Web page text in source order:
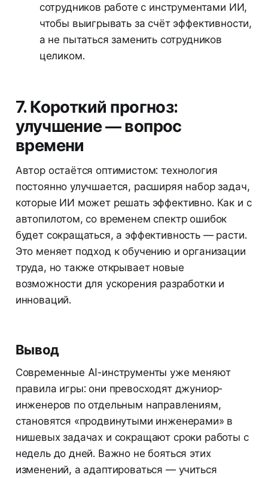
сотрудников работе с инструментами ИИ,
чтобы выигрывать за счёт эффективности,
а не пытаться заменить сотрудников
целиком.
7. Короткий прогноз:
улучшение — вопрос
времени
Автор остаётся оптимистом: технология
постоянно улучшается, расширяя набор задач,
которые ИИ может решать эффективно. Как и с
автопилотом, со временем спектр ошибок
будет сокращаться, а эффективность — расти.
Это меняет подход к обучению и организации
труда, но также открывает новые
возможности для ускорения разработки и
инноваций.
Вывод
Современные AI-инструменты уже меняют
правила игры: они превосходят джуниор-
инженеров по отдельным направлениям,
становятся «продвинутыми инженерами» в
нишевых задачах и сокращают сроки работы с
недель до дней. Важно не бояться этих
изменений, а адаптироваться — учиться